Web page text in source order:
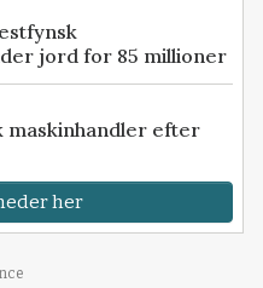
jord for 85 millioner
maskinhandler efter
her